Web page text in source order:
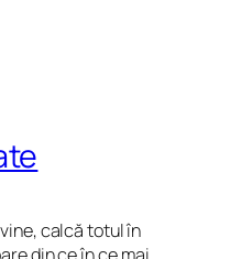
calcă totul în